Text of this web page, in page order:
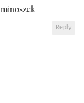
Reply